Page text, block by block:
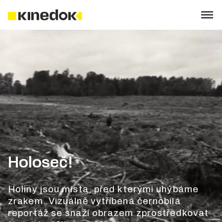
Holoseč!
Holiny jsou místa, před kterými uhýbáme
zrakem. Vizuálně vytříbená černobílá
reportáž se snaží obrazem zprostředkovat